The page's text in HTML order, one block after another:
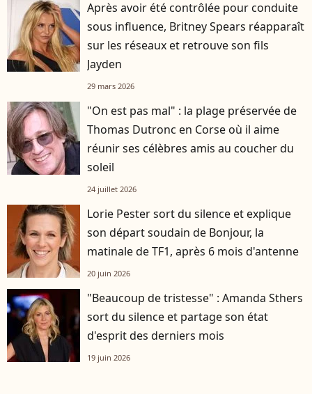
Après avoir été contrôlée pour conduite
sous influence, Britney Spears réapparaît
sur les réseaux et retrouve son fils
Jayden
29 mars 2026
"On est pas mal" : la plage préservée de
Thomas Dutronc en Corse où il aime
réunir ses célèbres amis au coucher du
soleil
24 juillet 2026
Lorie Pester sort du silence et explique
son départ soudain de Bonjour, la
matinale de TF1, après 6 mois d'antenne
20 juin 2026
"Beaucoup de tristesse" : Amanda Sthers
sort du silence et partage son état
d'esprit des derniers mois
19 juin 2026